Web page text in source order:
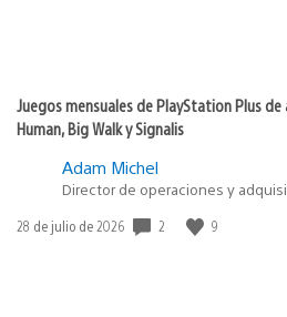
Juegos mensuales de PlayStation Plus
Human, Big Walk y Signalis
Adam Michel
Director de operaciones y
Fecha
28 de julio de 2026 2 9